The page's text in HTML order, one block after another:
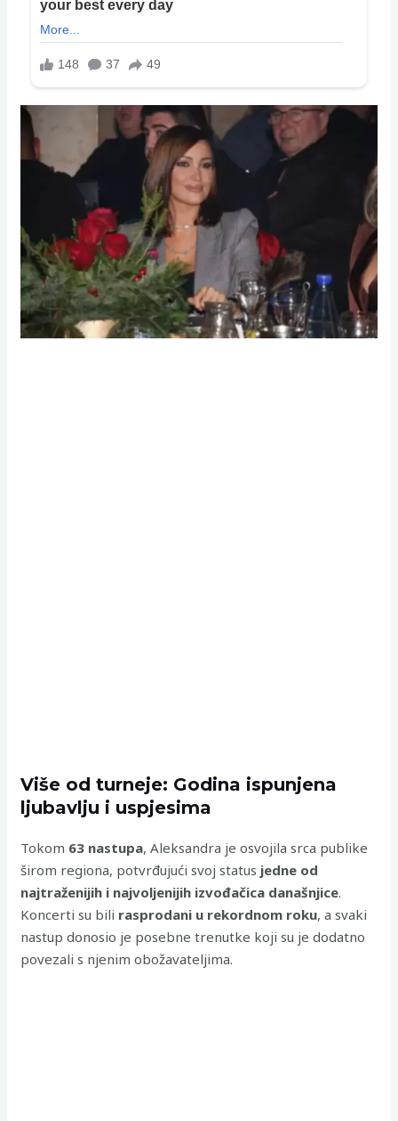
Više od turneje: Godina ispunjena
ljubavlju i uspjesima
Tokom 63 nastupa, Aleksandra je osvojila srca publike
širom regiona, potvrđujući svoj status jedne od
najtraženijih i najvoljenijih izvođačica današnjice.
Koncerti su bili rasprodani u rekordnom roku, a svaki
nastup donosio je posebne trenutke koji su je dodatno
povezali s njenim obožavateljima.